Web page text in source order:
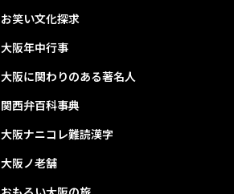
お笑い文化探求
大阪年中行事
大阪に関わりのある著名人
関西弁百科事典
大阪ナニコレ難読漢字
大阪ノ老舗